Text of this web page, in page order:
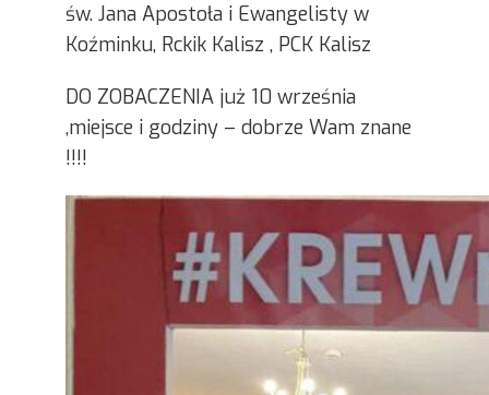
św. Jana Apostoła i Ewangelisty w
Koźminku, Rckik Kalisz , PCK Kalisz
DO ZOBACZENIA już 10 września
,miejsce i godziny – dobrze Wam znane
!!!!